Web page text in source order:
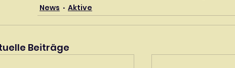
News Aktive
Beiträge